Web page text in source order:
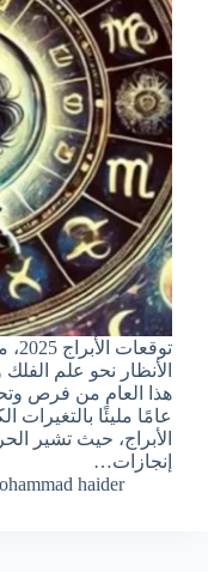
الأنظار نحو علم
عامًا مليئًا بالتغيرات
الأبراج، حيث تشير
إنجازات…
haider